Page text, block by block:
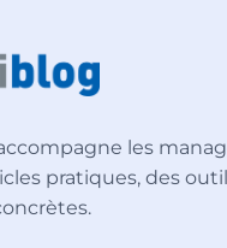
les
pratiques, des